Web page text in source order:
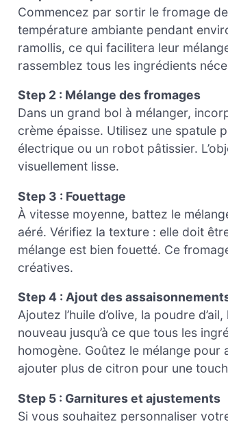
Commencez par sortir le fromage
température ambiante pendant
ramollis, ce qui facilitera leur
rassemblez tous les ingrédients
Step 2 : Mélange des fromages
Dans un grand bol à mélanger,
crème épaisse. Utilisez une spatule
électrique ou un robot pâtissier.
visuellement lisse.
Step 3 : Fouettage
À vitesse moyenne, battez le
aéré. Vérifiez la texture : elle doit
mélange est bien fouetté. Ce
créatives.
Step 4 : Ajout des
Ajoutez l’huile d’olive, la poudre
nouveau jusqu’à ce que tous les
homogène. Goûtez le mélange pour
ajouter plus de citron pour une
Step 5 : Garnitures et ajustements
Si vous souhaitez personnaliser